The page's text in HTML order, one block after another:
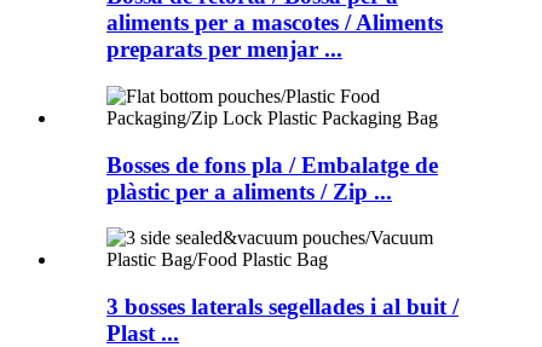
aliments per a mascotes / Aliments
preparats per menjar ...
Bosses de fons pla / Embalatge de
plàstic per a aliments / Zip ...
3 bosses laterals segellades i al buit /
Plast ...